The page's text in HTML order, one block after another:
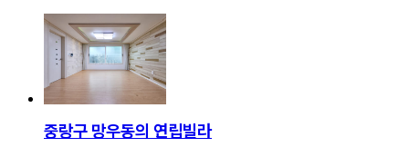
중랑구 망우동의 연립빌라